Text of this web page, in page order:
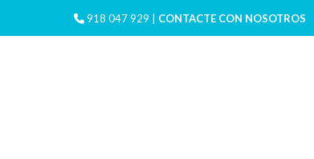
918 047 929 | CONTACTE CON NOSOTROS